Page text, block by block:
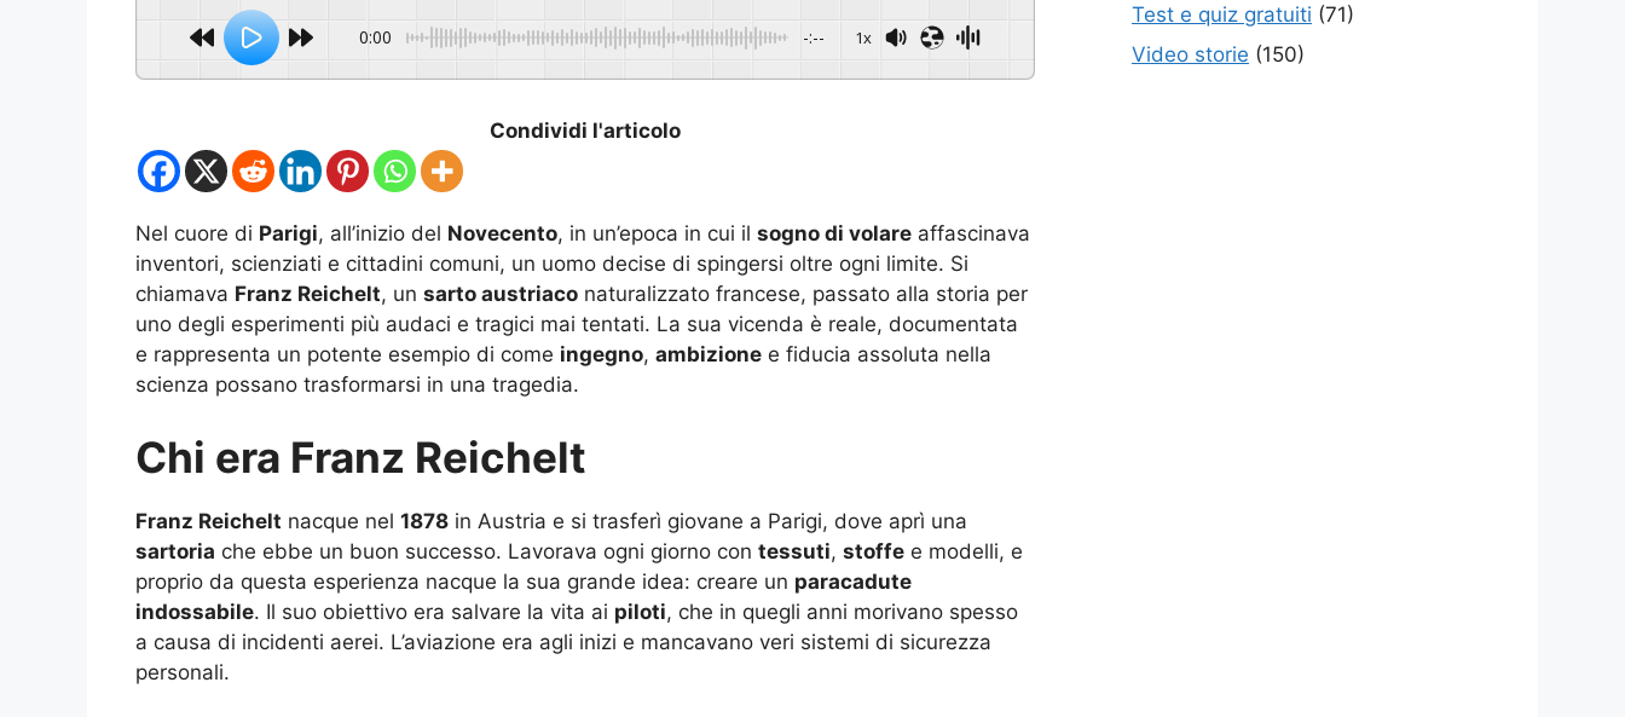
0:00 -:-- 1x
Condividi l'articolo
Nel cuore di Parigi, all’inizio del Novecento, in un’epoca in cui il sogno di volare affascinava
inventori, scienziati e cittadini comuni, un uomo decise di spingersi oltre ogni limite. Si
chiamava Franz Reichelt, un sarto austriaco naturalizzato francese, passato alla storia per
uno degli esperimenti più audaci e tragici mai tentati. La sua vicenda è reale, documentata
e rappresenta un potente esempio di come ingegno, ambizione e fiducia assoluta nella
scienza possano trasformarsi in una tragedia.
Chi era Franz Reichelt
Franz Reichelt nacque nel 1878 in Austria e si trasferì giovane a Parigi, dove aprì una
sartoria che ebbe un buon successo. Lavorava ogni giorno con tessuti, stoffe e modelli, e
proprio da questa esperienza nacque la sua grande idea: creare un paracadute
indossabile. Il suo obiettivo era salvare la vita ai piloti, che in quegli anni morivano spesso
a causa di incidenti aerei. L’aviazione era agli inizi e mancavano veri sistemi di sicurezza
personali.
Test e quiz gratuiti (71)
Video storie (150)